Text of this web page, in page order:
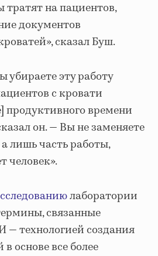
тратят на пациентов,
документов
сказал Буш.
убираете эту работу
с кровати
продуктивного времени
он. — Вы не заменяете
лишь часть работы,
человек».
лаборатории
связанные
— технологией создания
основе все более